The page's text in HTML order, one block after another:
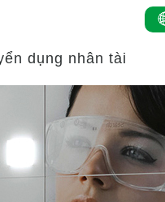
dụng nhân tài